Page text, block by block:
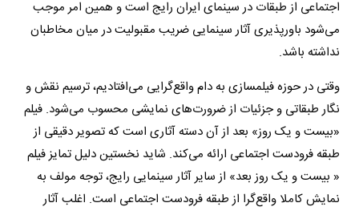
اجتماعی از طبقات در سینمای ایران رایج است و همین امر موجب
می‌شود باورپذیری آثار سینمایی ضریب مقبولیت در میان مخاطبان
نداشته باشد.
وقتی در حوزه فیلمسازی به دام واقع‌گرایی می‌افتادیم، ترسیم نقش و
نگار طبقاتی و جزئیات از ضرورت‌های نمایشی محسوب می‌شود. فیلم
«بیست و یک روز» بعد از آن دسته آثاری است که تصویر دقیقی از
طبقه فرودست اجتماعی ارائه می‌کند. شاید نخستین دلیل تمایز فیلم
« بیست و یک روز بعد» از سایر آثار سینمایی رایج، توجه مولف به
نمایش کاملا واقع‌گرا از طبقه فرودست اجتماعی است. اغلب آثار